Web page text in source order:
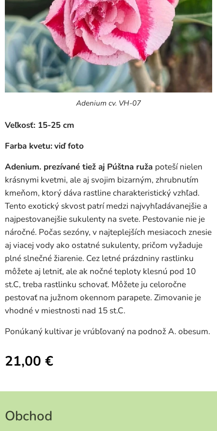
Adenium cv. VH-07
Veľkosť: 15-25 cm
Farba kvetu:viď foto
Adenium. prezívané tiež aj Púštna ruža poteší nielen
krásnymi kvetmi, ale aj svojim bizarným, zhrubnutím
kmeňom, ktorý dáva rastline charakteristický vzhľad.
Tento exotický skvost patrí medzi najvyhľadávanejšie a
najpestovanejšie sukulenty na svete. Pestovanie nie je
náročné. Počas sezóny, v najteplejších mesiacoch znesie
aj viacej vody ako ostatné sukulenty, pričom vyžaduje
plné slnečné žiarenie. Cez letné prázdniny rastlinku
môžete aj letniť, ale ak nočné teploty klesnú pod 10
st.C, treba rastlinku schovať. Môžete ju celoročne
pestovať na južnom okennom parapete. Zimovanie je
vhodné v miestnosti nad 15 st.C.
Ponúkaný kultivar je vrúbľovaný na podnož A. obesum.
21,00 €
Obchod